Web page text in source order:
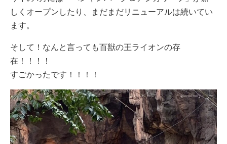
しくオープンしたり、まだまだリニューアルは続いてい
ます。
そして！なんと言っても百獣の王ライオンの存
在！！！！
すごかったです！！！！